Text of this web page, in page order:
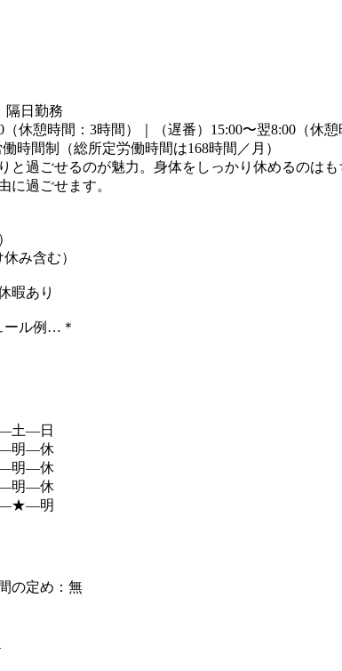
隔日勤務
（休憩時間：3時間）｜（遅番）15:00〜翌8:00（休憩
時間制（総所定労働時間は168時間／月）
と過ごせるのが魅力。身体をしっかり休めるのは
に過ごせます。
み含む）
暇あり
ール例…＊
土―日
―休
―休
―休
明
の定め：無